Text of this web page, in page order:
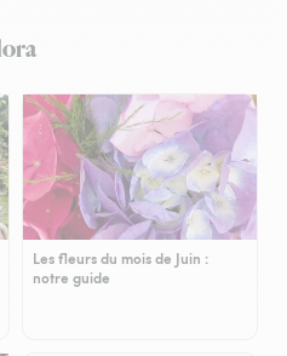
Les fleurs du mois de Juin :
notre guide